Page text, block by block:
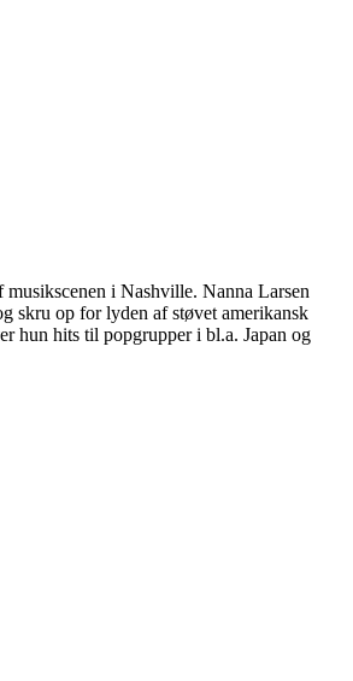
i Nashville. Nanna Larsen
skru op for lyden af støvet amerikansk
hun hits til popgrupper i bl.a. Japan og